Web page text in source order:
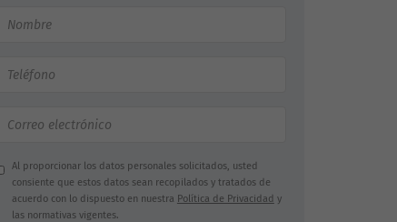
Al proporcionar los datos personales solicitados, usted
consiente que estos datos sean recopilados y tratados de
acuerdo con lo dispuesto en nuestra Política de Privacidad y
las normativas vigentes.